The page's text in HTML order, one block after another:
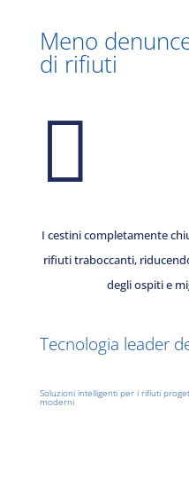
Meno
di rifiuti

I cestini completamente
rifiuti traboccanti,
degli ospiti e
Tecnologia leader
Soluzioni intelligenti per i rifiuti
moderni